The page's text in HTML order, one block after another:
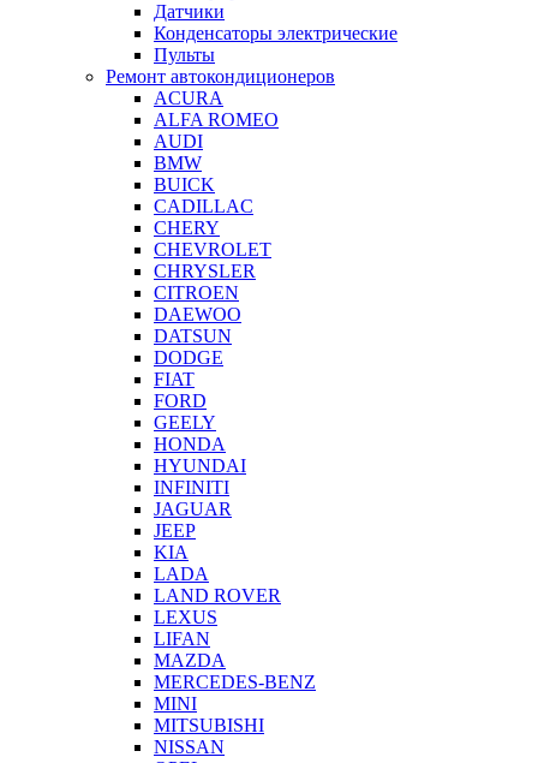
Датчики
Конденсаторы электрические
Пульты
Ремонт автокондиционеров
ACURA
ALFA ROMEO
AUDI
BMW
BUICK
CADILLAC
CHERY
CHEVROLET
CHRYSLER
CITROEN
DAEWOO
DATSUN
DODGE
FIAT
FORD
GEELY
HONDA
HYUNDAI
INFINITI
JAGUAR
JEEP
KIA
LADA
LAND ROVER
LEXUS
LIFAN
MAZDA
MERCEDES-BENZ
MINI
MITSUBISHI
NISSAN